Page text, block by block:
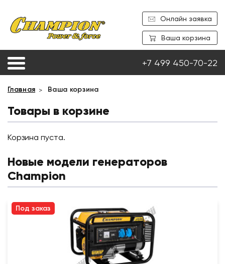
Онлайн заявка
Ваша корзина
+7 499 450-70-22
Главная Ваша корзина
Товары в корзине
Корзина пуста.
Новые модели генераторов
Champion
Под заказ